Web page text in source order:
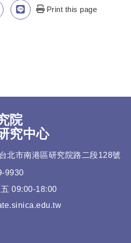
Print this page
院
究中心
北市南港區研究院路二段128號
9930
09:00-18:00